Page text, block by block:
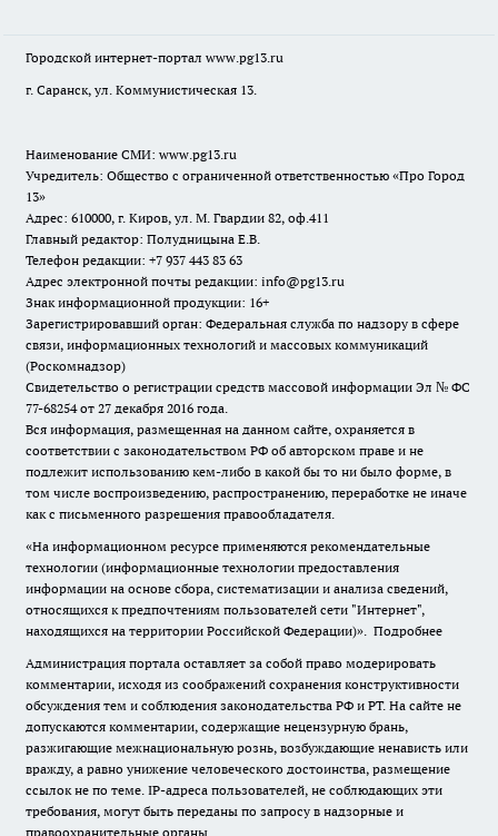
Городской интернет-портал www.pg13.ru
г. Саранск, ул. Коммунистическая 13.
Наименование СМИ: www.pg13.ru
Учредитель: Общество с ограниченной ответственностью «Про Город
13»
Адрес: 610000, г. Киров, ул. М. Гвардии 82, оф.411
Главный редактор: Полудницына Е.В.
Телефон редакции: +7 937 443 83 63
Адрес электронной почты редакции: info@pg13.ru
Знак информационной продукции: 16+
Зарегистрировавший орган: Федеральная служба по надзору в сфере
связи, информационных технологий и массовых коммуникаций
(Роскомнадзор)
Свидетельство о регистрации средств массовой информации Эл № ФС
77-68254 от 27 декабря 2016 года.
Вся информация, размещенная на данном сайте, охраняется в
соответствии с законодательством РФ об авторском праве и не
подлежит использованию кем-либо в какой бы то ни было форме, в
том числе воспроизведению, распространению, переработке не иначе
как с письменного разрешения правообладателя.
«На информационном ресурсе применяются рекомендательные
технологии (информационные технологии предоставления
информации на основе сбора, систематизации и анализа сведений,
относящихся к предпочтениям пользователей сети "Интернет",
находящихся на территории Российской Федерации)». Подробнее
Администрация портала оставляет за собой право модерировать
комментарии, исходя из соображений сохранения конструктивности
обсуждения тем и соблюдения законодательства РФ и РТ. На сайте не
допускаются комментарии, содержащие нецензурную брань,
разжигающие межнациональную рознь, возбуждающие ненависть или
вражду, а равно унижение человеческого достоинства, размещение
ссылок не по теме. IP-адреса пользователей, не соблюдающих эти
требования, могут быть переданы по запросу в надзорные и
правоохранительные органы.